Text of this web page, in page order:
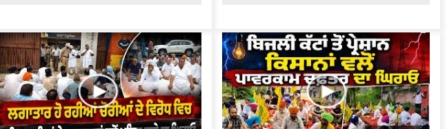
ਟਰਾਂਸਫਾਰਮਰ ਵਿਚ ਸ਼ਾਰਟ ਸਰਕਟ ਹੋਣ ਕਾਰਨ
ਲੱਗੀ ਭਿਆਨਕ ਅੱਗ
ਦੋਆਬਾ ਖ਼ਾਸ - ਕੁਦਰਤ ਨਾਲ ਵਿਰੋਧ ਮਨੁੱਖ ਲਈ
ਖ਼ਤਰਨਾਕ : ਸੰਤ ਸੀਚੇਵਾਲ
ਐਚ.ਪੀ.ਗੈਸ ਟੈਂਕਰ ਨੇ ਲਈ ਇਕ ਵਿਅਕਤੀ ਦੀ
ਜਾਨ , ਪਰਿਵਾਰ ਦਾ ਰੋ-ਰੋ ਬੁਰਾ ਹਾਲ